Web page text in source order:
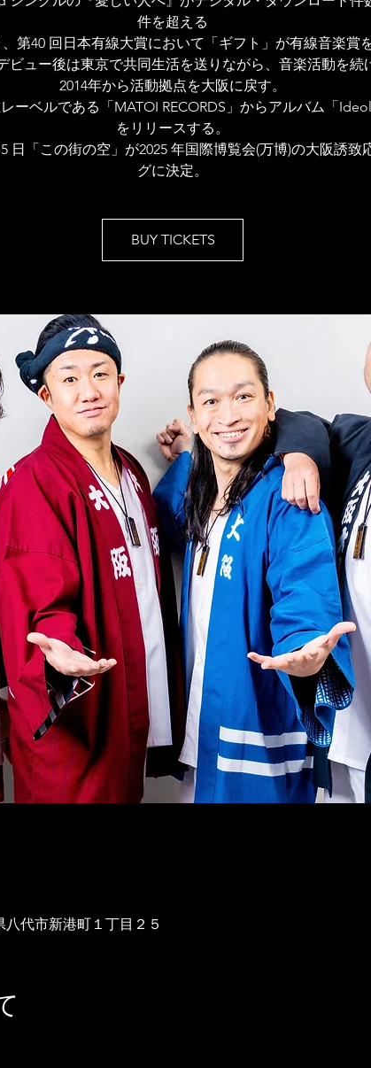
件を超える
、第40 回日本有線大賞において「ギフト」が有線音楽賞
ビュー後は東京で共同生活を送りながら、音楽活動を続
2014年から活動拠点を大阪に戻す。
ーベルである「MATOI RECORDS」からアルバム「
をリリースする。
日「この街の空」が2025 年国際博覧会(万博)の大阪誘致
グに決定。
BUY TICKETS
八代市新港町１丁目２５